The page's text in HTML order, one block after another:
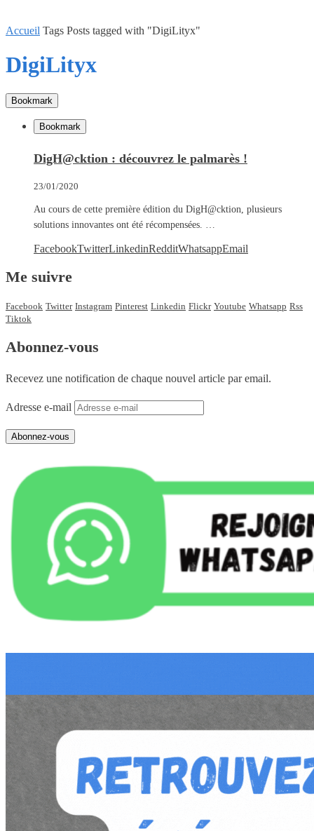
Accueil Tags Posts tagged with "DigiLityx"
DigiLityx
Bookmark
Bookmark
DigH@cktion : découvrez le palmarès !
23/01/2020
Au cours de cette première édition du DigH@cktion, plusieurs
solutions innovantes ont été récompensées. …
FacebookTwitterLinkedinRedditWhatsappEmail
Me suivre
Facebook Twitter Instagram Pinterest Linkedin Flickr Youtube Whatsapp Rss
Tiktok
Abonnez-vous
Recevez une notification de chaque nouvel article par email.
Adresse e-mail
Abonnez-vous